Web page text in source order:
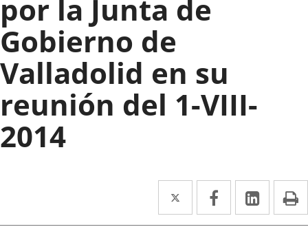
por la Junta de
Gobierno de
Valladolid en su
reunión del 1-VIII-
2014
Twitter
Enlace
a
Facebook
Enlace
a
Enlace
a